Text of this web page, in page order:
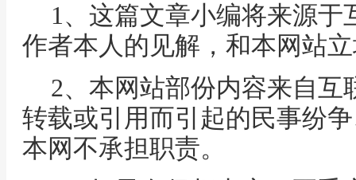
1、这篇文章小编将来源
作者本人的见解，和本网站
2、本网站部份内容来自
转载或引用而引起的民事纷
本网不承担职责。